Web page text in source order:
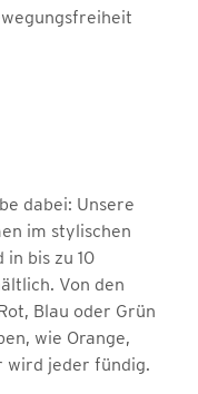
dabei: Unsere
im stylischen
in bis zu 10
Von den
Blau oder Grün
wie Orange,
wird jeder fündig.